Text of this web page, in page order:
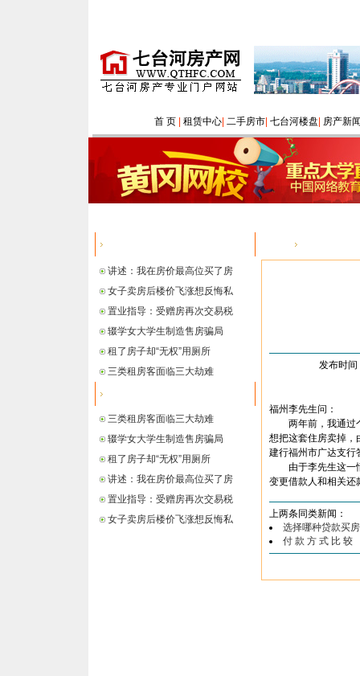
首 页| 租赁中心| 二手房市| 七台河楼盘 房产新
讲述：我在房价最高位买了房
女子卖房后楼价飞涨想反悔私
置业指导：受赠房再次交易税
辍学女大学生制造售房骗局
租了房子却“无权”用厕所
三类租房客面临三大劫难
三类租房客面临三大劫难
辍学女大学生制造售房骗局
租了房子却“无权”用厕所
讲述：我在房价最高位买了房
置业指导：受赠房再次交易税
女子卖房后楼价飞涨想反悔私
发布时
福州李先生问：
两年前，我通过个
想把这套住房卖掉，
建行福州市广达支行
由于李先生这一情
变更借款人和相关还
上两条同类新闻：
选择哪种贷款买
付 款 方 式 比 较